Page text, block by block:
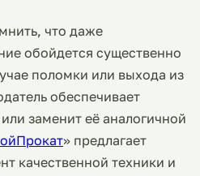
что даже
обойдется существенно
поломки или выхода из
обеспечивает
заменит её аналогичной
» предлагает
качественной техники и